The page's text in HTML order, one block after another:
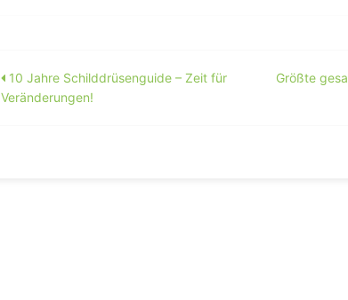
Beitragsnavigation
10 Jahre Schilddrüsenguide – Zeit für
Veränderungen!
Größte